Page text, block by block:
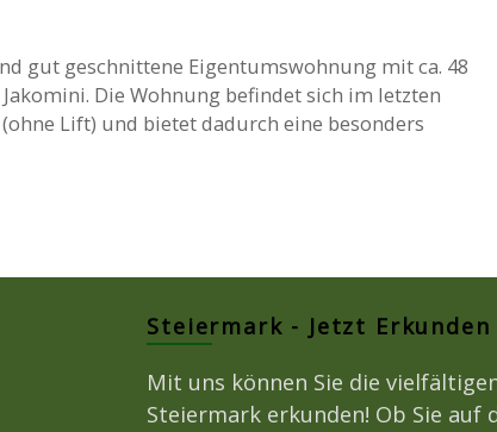
gut geschnittene Eigentumswohnung mit ca. 48
Die Wohnung befindet sich im letzten
Lift) und bietet dadurch eine besonders
Steiermark - Jetzt Erkunden
Mit uns können Sie die
Steiermark erkunden! Ob Sie auf